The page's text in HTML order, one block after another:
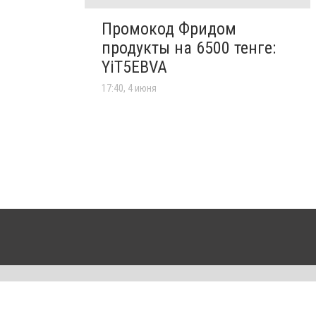
Промокод Фридом
продукты на 6500 тенге:
YiT5EBVA
17:40, 4 июня